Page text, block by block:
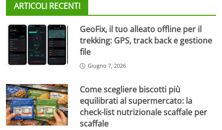
ARTICOLI RECENTI
GeoFix, il tuo alleato offline per il
trekking: GPS, track back e gestione
file
Giugno 7, 2026
Come scegliere biscotti più
equilibrati al supermercato: la
check-list nutrizionale scaffale per
scaffale